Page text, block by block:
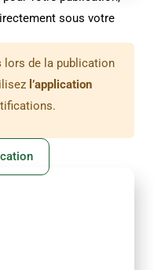
sous votre
lors de la publication
l’application